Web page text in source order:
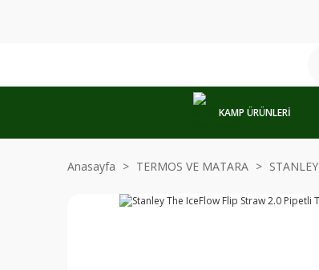
KAMP ÜRÜNLERİ
Anasayfa TERMOS VE MATARA STANLEY